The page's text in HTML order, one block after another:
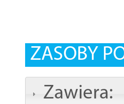
ZASOBY
Zawiera: